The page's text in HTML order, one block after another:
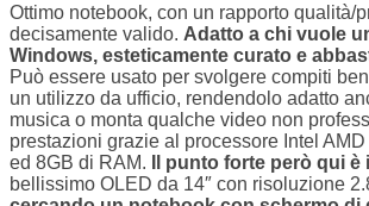
Ottimo notebook, con un rapporto qualità/
decisamente valido. Adatto a chi vuole
Windows, esteticamente curato e
Può essere usato per svolgere compiti
un utilizzo da ufficio, rendendolo adatto
musica o monta qualche video non
prestazioni grazie al processore Intel
ed 8GB di RAM.
Il punto forte però qui è
bellissimo OLED da 14″ con risoluzione